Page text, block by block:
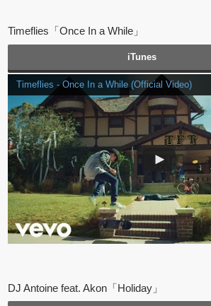
Timeflies「Once In a While」
iTunes
Timeflies - Once In a While (Official Video)
DJ Antoine feat. Akon「Holiday」